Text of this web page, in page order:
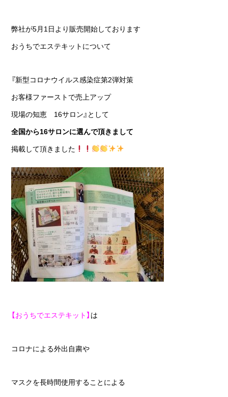
弊社が5月1日より販売開始しております
おうちでエステキットについて
『新型コロナウイルス感染症第2弾対策
お客様ファーストで売上アップ
現場の知恵 16サロン』として
全国から16サロンに選んで頂きまして
掲載して頂きました
【おうちでエステキット】 は
コロナによる外出自粛や
マスクを長時間使用することによる